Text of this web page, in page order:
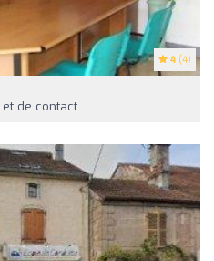
4 (4)
de contact